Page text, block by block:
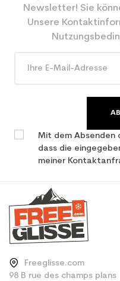
CO2-Einsparungen für
den Planeten (in kg)
Newsletter! Sie
Unsere
Mit dem Absenden
dass die
meiner
Freeglisse.com
98 B rue des champs plans